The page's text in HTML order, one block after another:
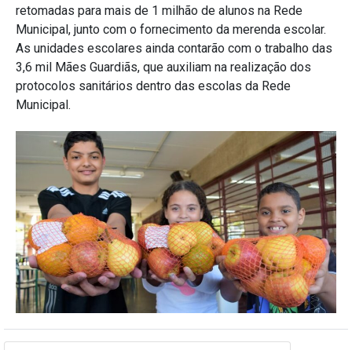
retomadas para mais de 1 milhão de alunos na Rede
Municipal, junto com o fornecimento da merenda escolar.
As unidades escolares ainda contarão com o trabalho das
3,6 mil Mães Guardiãs, que auxiliam na realização dos
protocolos sanitários dentro das escolas da Rede
Municipal.